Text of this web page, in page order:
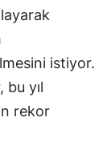
istiyor.
bu yıl
rekor